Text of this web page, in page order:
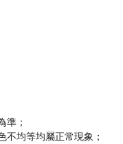
準；
不均等均屬正常現象；